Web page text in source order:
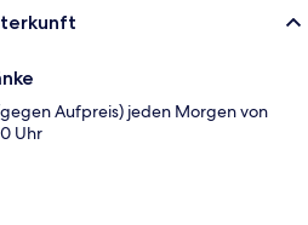
Aufpreis) jeden Morgen von
Uhr